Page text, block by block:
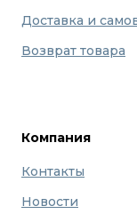
Доставка и
Возврат товара
Компания
Контакты
Новости